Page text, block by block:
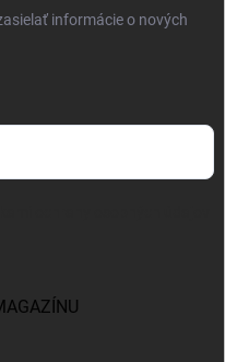
informácie o nových